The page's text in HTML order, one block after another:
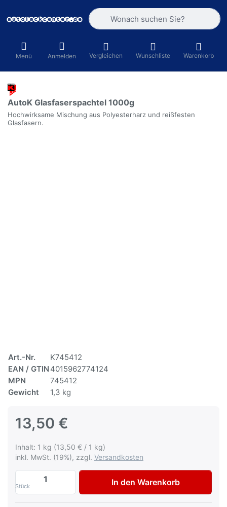
Geben Sie einen Suchbegriff ein.
Menü Anmelden Vergleichen Wunschliste Warenkorb
AutoK Glasfaserspachtel 1000g
Hochwirksame Mischung aus Polyesterharz und reißfesten
Glasfasern.
Art.-Nr.
K745412
EAN / GTIN 4015962774124
MPN
745412
Gewicht
1,3 kg
13,50 €
Inhalt: 1 kg (13,50 € / 1 kg)
inkl. MwSt. (19%), zzgl. Versandkosten
Stück
AutoK Glasfaserspachtel 1000g zu 13,50
In den Warenkorb